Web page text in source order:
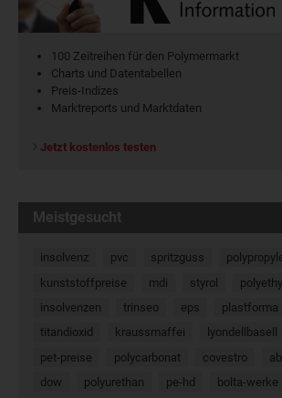
100 Zeitreihen für den Polymermarkt
Charts und Datentabellen
Preis-Indizes
Marktreports und Marktdaten
Jetzt kostenlos testen
Meistgesucht
insolvenz pvc spritzguss
kunststoffpreise
mdi styrol
insolvenzen
trinseo eps plastforma
titandioxid
kraussmaffei lyondellbasell
pet-preise
polycarbonat covestro
dow
polyurethan pe-hd bolta-werke